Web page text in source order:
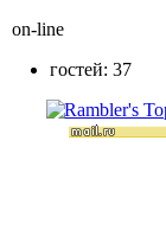
on-line
гостей: 37